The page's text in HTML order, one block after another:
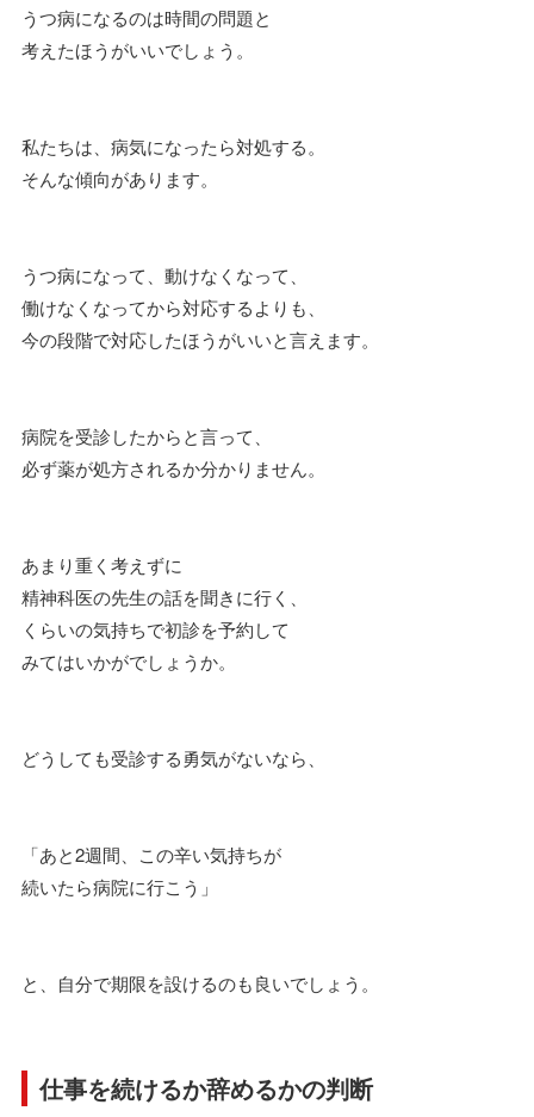
うつ病になるのは時間の問題と
考えたほうがいいでしょう。
私たちは、病気になったら対処する。
そんな傾向があります。
うつ病になって、動けなくなって、
働けなくなってから対応するよりも、
今の段階で対応したほうがいいと言えます。
病院を受診したからと言って、
必ず薬が処方されるか分かりません。
あまり重く考えずに
精神科医の先生の話を聞きに行く、
くらいの気持ちで初診を予約して
みてはいかがでしょうか。
どうしても受診する勇気がないなら、
「あと2週間、この辛い気持ちが
続いたら病院に行こう」
と、自分で期限を設けるのも良いでしょう。
仕事を続けるか辞めるかの判断